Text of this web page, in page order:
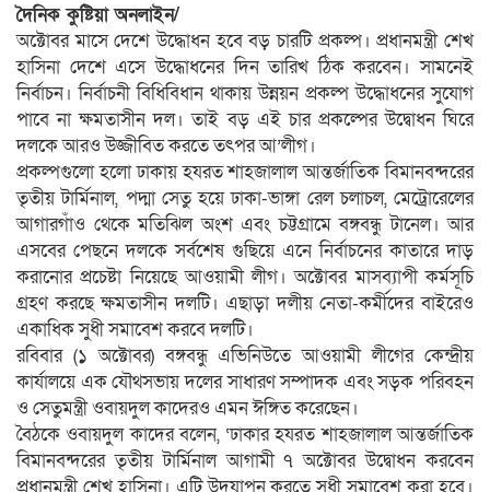
দৈনিক কুষ্টিয়া অনলাইন/
অক্টোবর মাসে দেশে উদ্ধোধন হবে বড় চারটি প্রকল্প। প্রধানমন্ত্রী শেখ
হাসিনা দেশে এসে উদ্ধোধনের দিন তারিখ ঠিক করবেন। সামনেই
নির্বাচন। নির্বাচনী বিধিবিধান থাকায় উন্নয়ন প্রকল্প উদ্ধোধনের সুযোগ
পাবে না ক্ষমতাসীন দল। তাই বড় এই চার প্রকল্পের উদ্বোধন ঘিরে
দলকে আরও উজ্জীবিত করতে তৎপর আ’লীগ।
প্রকল্পগুলো হলো ঢাকায় হযরত শাহজালাল আন্তর্জাতিক বিমানবন্দরের
তৃতীয় টার্মিনাল, পদ্মা সেতু হয়ে ঢাকা-ভাঙ্গা রেল চলাচল, মেট্রোরেলের
আগারগাঁও থেকে মতিঝিল অংশ এবং চট্টগ্রামে বঙ্গবন্ধু টানেল। আর
এসবের পেছনে দলকে সর্বশেষ গুছিয়ে এনে নির্বাচনের কাতারে দাড়
করানোর প্রচেষ্টা নিয়েছে আওয়ামী লীগ। অক্টোবর মাসব্যাপী কর্মসূচি
গ্রহণ করছে ক্ষমতাসীন দলটি। এছাড়া দলীয় নেতা-কর্মীদের বাইরেও
একাধিক সুধী সমাবেশ করবে দলটি।
রবিবার (১ অক্টোবর) বঙ্গবন্ধু এভিনিউতে আওয়ামী লীগের কেন্দ্রীয়
কার্যালয়ে এক যৌথসভায় দলের সাধারণ সম্পাদক এবং সড়ক পরিবহন
ও সেতুমন্ত্রী ওবায়দুল কাদেরও এমন ঈঙ্গিত করেছেন।
বৈঠকে ওবায়দুল কাদের বলেন, ‘ঢাকার হযরত শাহজালাল আন্তর্জাতিক
বিমানবন্দরের তৃতীয় টার্মিনাল আগামী ৭ অক্টোবর উদ্বোধন করবেন
প্রধানমন্ত্রী শেখ হাসিনা। এটি উদযাপন করতে সুধী সমাবেশ করা হবে।